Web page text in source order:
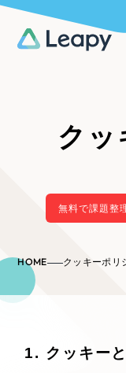
お役立ち情報
Webサイ
クッ
無料で課題整
HOME クッキーポリ
1. クッキー